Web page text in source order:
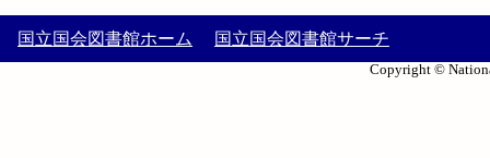
国立国会図書館ホーム 国立国会図書館サーチ
Copyright ©